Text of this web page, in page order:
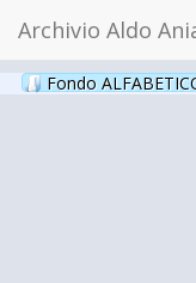
Archivio Aldo
Fondo